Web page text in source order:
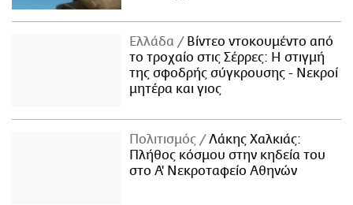
Ελλάδα
Βίντεο ντοκουμέντο από
το τροχαίο στις Σέρρες: Η στιγμή
της σφοδρής σύγκρουσης - Νεκροί
μητέρα και γιος
Πολιτισμός
Λάκης Χαλκιάς:
Πλήθος κόσμου στην κηδεία του
στο Α' Νεκροταφείο Αθηνών